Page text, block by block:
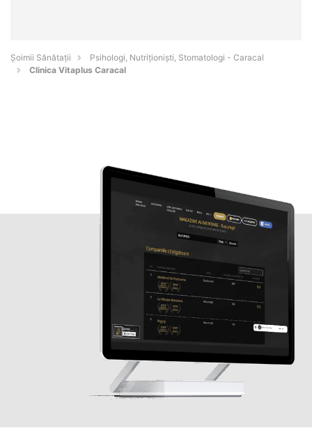
Şoimii Sănătații
Psihologi, Nutriționiști, Stomatologi - Caracal
Clinica Vitaplus Caracal